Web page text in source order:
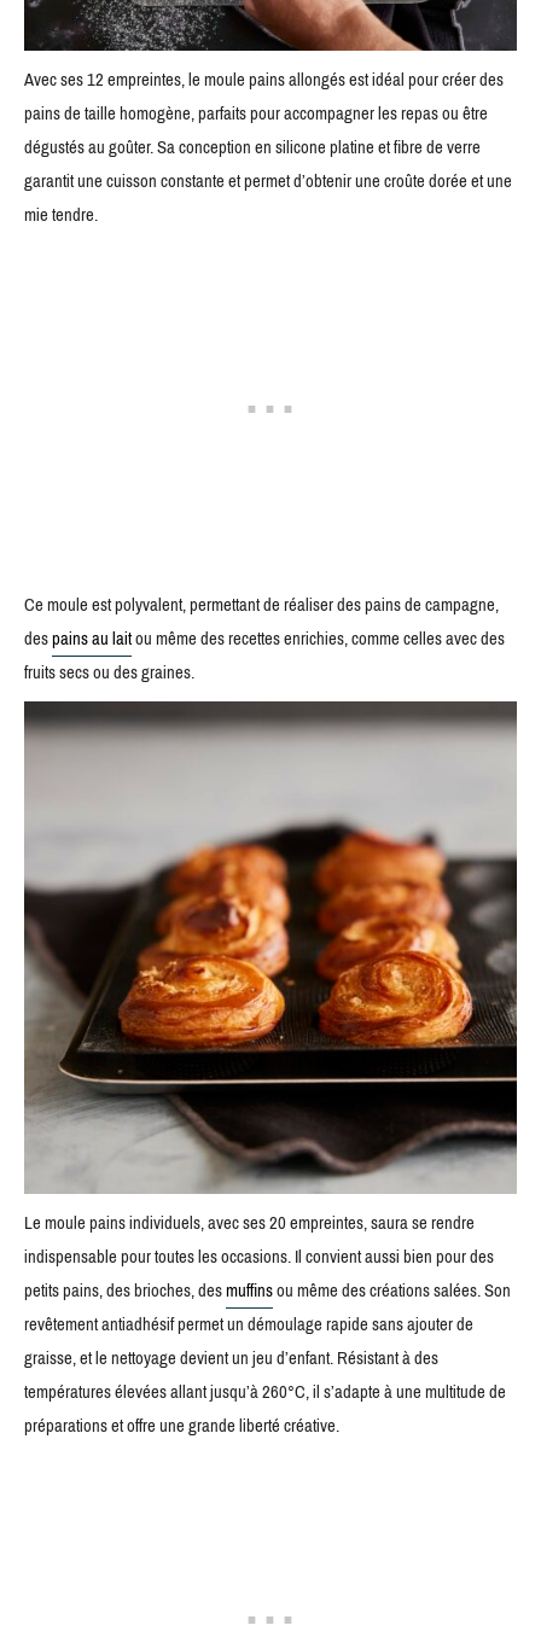
Avec ses 12 empreintes, le moule pains allongés est idéal pour créer des
pains de taille homogène, parfaits pour accompagner les repas ou être
dégustés au goûter. Sa conception en silicone platine et fibre de verre
garantit une cuisson constante et permet d’obtenir une croûte dorée et une
mie tendre.
Ce moule est polyvalent, permettant de réaliser des pains de campagne,
despains au laitou même des recettes enrichies, comme celles avec des
fruits secs ou des graines.
Le moule pains individuels, avec ses 20 empreintes, saura se rendre
indispensable pour toutes les occasions. Il convient aussi bien pour des
petits pains, des brioches, desmuffinsou même des créations salées. Son
revêtement antiadhésif permet un démoulage rapide sans ajouter de
graisse, et le nettoyage devient un jeu d’enfant. Résistant à des
températures élevées allant jusqu’à 260°C, il s’adapte à une multitude de
préparations et offre une grande liberté créative.